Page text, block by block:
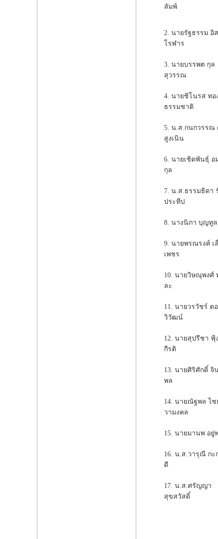
ลัมพ์
2. นายรัฐธรรม อิส
โรฬาร
3. นายบรรพต กุล
สุวรรณ
4. นายชิโนรส ทอ
ธรรมชาติ
5. น.ส.กนกวรรณ
สูงเนิน
6. นายเชิดพันธุ์ อ
กุล
7. น.ส.ธรรมธิดา
ประทีป
8. นางนิภา บุญทูล
9. นายพรณรงค์ เ
เพชร
10. นายวิษณุพงศ์
ละ
11. นายวรวัชร์ ตอ
วิวัฒน์
12. นายสุปรีชา ฟุ้
กีรติ
13. นายศิริศักดิ์ จิ
พล
14. นายณัฐพล ไช
วามงคล
15. นายมานพ อยู่
16. น.ส.วารุณี กะ
ดี
17. น.ส.ศรัญญา
สุขสวัสดิ์